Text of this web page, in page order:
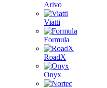
Arivo
Viatti
Formula
RoadX
Onyx